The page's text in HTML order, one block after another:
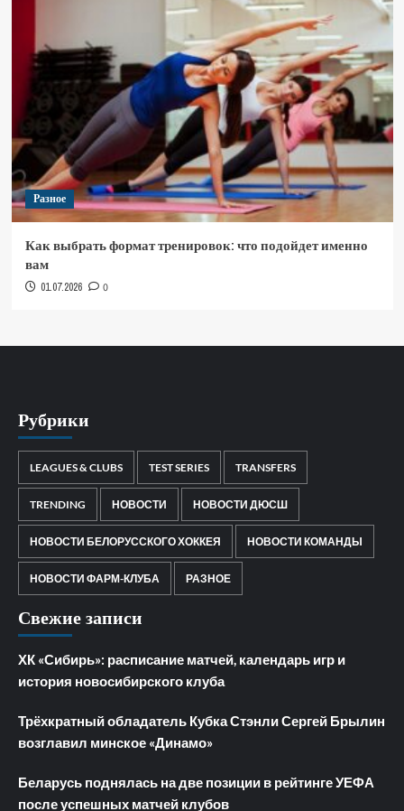
Разное
Как выбрать формат тренировок: что подойдет именно
вам
01.07.2026 0
Рубрики
LEAGUES & CLUBS TEST SERIES TRANSFERS
TRENDING НОВОСТИ НОВОСТИ ДЮСШ
НОВОСТИ БЕЛОРУССКОГО ХОККЕЯ НОВОСТИ КОМАНДЫ
НОВОСТИ ФАРМ-КЛУБА РАЗНОЕ
Свежие записи
ХК «Сибирь»: расписание матчей, календарь игр и
история новосибирского клуба
Трёхкратный обладатель Кубка Стэнли Сергей Брылин
возглавил минское «Динамо»
Беларусь поднялась на две позиции в рейтинге УЕФА
после успешных матчей клубов